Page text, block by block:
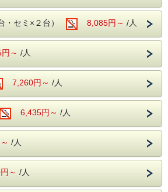
金額から割引はされません。
イン】１室2名～
税込4,290円)
11,700円(消費税込12,870円)を2日間
額は「1泊あたり5,850円(消費税込
)」となります。
お得な機会をご利用して、ご旅行と観光をお楽しみ
。
・セミ×２台） 8,085円～ /人
～ /人
7,260円～ /人
6,435円～ /人
/人
～ /人